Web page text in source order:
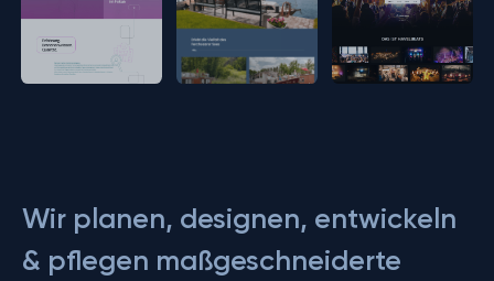
Wir planen, designen, entwickeln
& pflegen maßgeschneiderte